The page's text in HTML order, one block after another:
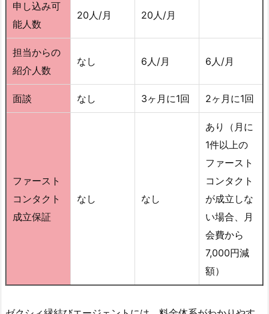
申し込み可
能人数
20人/月 20人/月
担当からの
紹介人数
なし 6人/月 6人/月
面談 なし 3ヶ月に1回 2ヶ月に1回
ファースト
コンタクト
成立保証
なし なし
あり（月に
1件以上の
ファースト
コンタクト
が成立しな
い場合、月
会費から
7,000円減
額）